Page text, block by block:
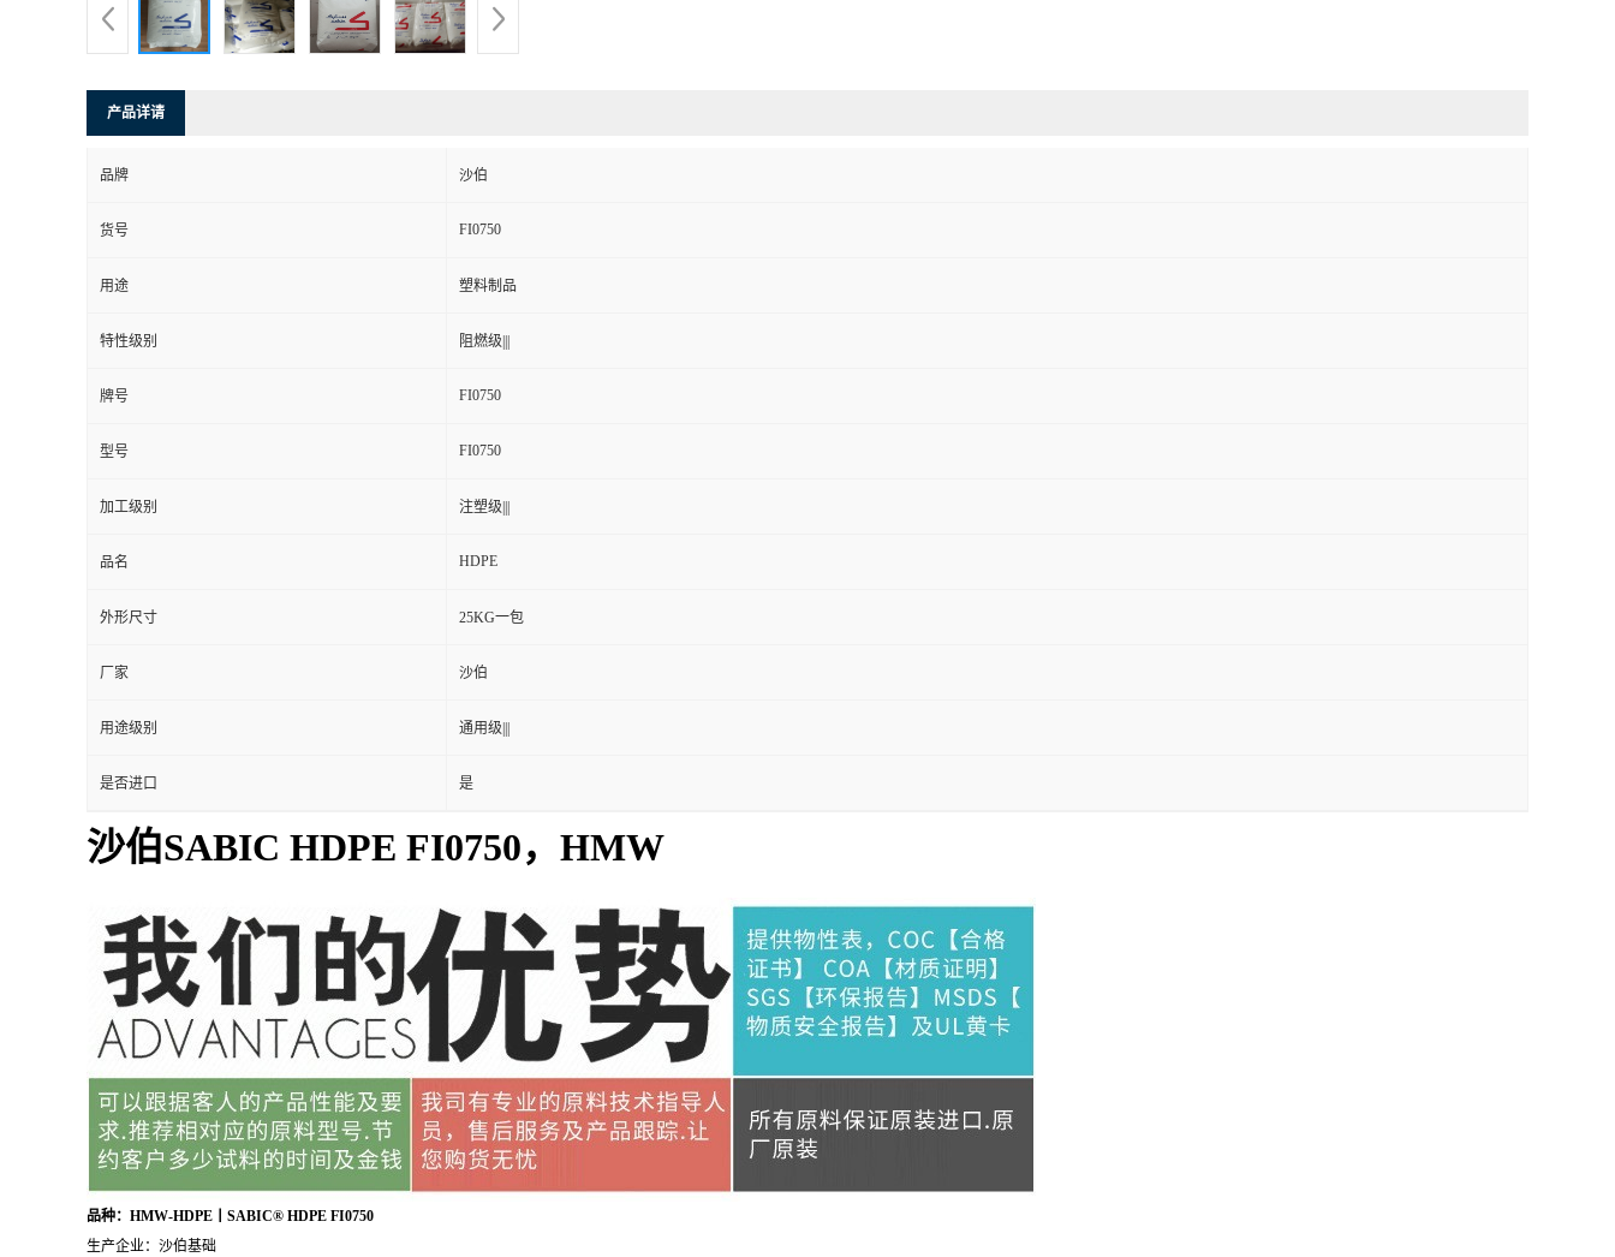
产品详请
品牌 沙伯
货号 FI0750
用途 塑料制品
特性级别 阻燃级|||
牌号 FI0750
型号 FI0750
加工级别 注塑级|||
品名 HDPE
外形尺寸 25KG一包
厂家 沙伯
用途级别 通用级|||
是否进口 是
沙伯SABIC HDPE FI0750，HMW
品种：HMW-HDPE丨SABIC® HDPE FI0750
生产企业：沙伯基础